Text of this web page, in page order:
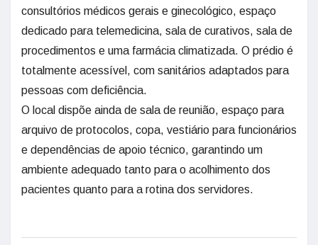
consultórios médicos gerais e ginecológico, espaço
dedicado para telemedicina, sala de curativos, sala de
procedimentos e uma farmácia climatizada. O prédio é
totalmente acessível, com sanitários adaptados para
pessoas com deficiência.
O local dispõe ainda de sala de reunião, espaço para
arquivo de protocolos, copa, vestiário para funcionários
e dependências de apoio técnico, garantindo um
ambiente adequado tanto para o acolhimento dos
pacientes quanto para a rotina dos servidores.